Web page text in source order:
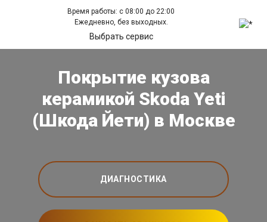
Время работы: с 08:00 до 22:00
Ежедневно, без выходных.
Выбрать сервис
Покрытие кузова
керамикой Skoda Yeti
(Шкода Йети) в Москве
ДИАГНОСТИКА